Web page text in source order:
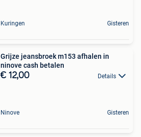
Kuringen Gisteren
Grijze jeansbroek m153 afhalen in
ninove cash betalen
€ 12,00 Details
Ninove Gisteren